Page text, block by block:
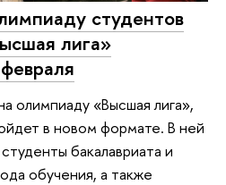
студентов
лига»
олимпиаду «Высшая лига»,
в новом формате. В ней
бакалавриата и
обучения, а также